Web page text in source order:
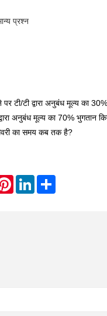
प्रश्न
टी/टी द्वारा अनुबंध मूल्य का
अनुबंध मूल्य का 70% भुगतान
का समय कब तक है?
PinterestLinkedIn